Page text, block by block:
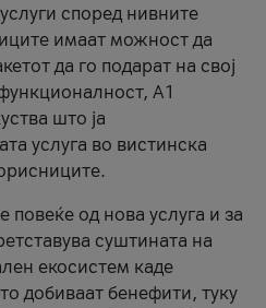
според нивните
имаат можност да
да го подарат на свој
А1
што ја
услуга во вистинска
повеќе од нова услуга и за
суштината на
екосистем каде
добиваат бенефити, туку